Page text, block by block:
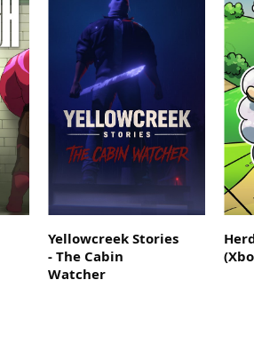
Yellowcreek Stories
- The Cabin
Watcher